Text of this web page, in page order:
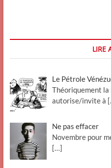
LIRE
Le Pétrole
Théoriquement la
autorise/invite à
Ne pas effacer
Novembre pour
[…]